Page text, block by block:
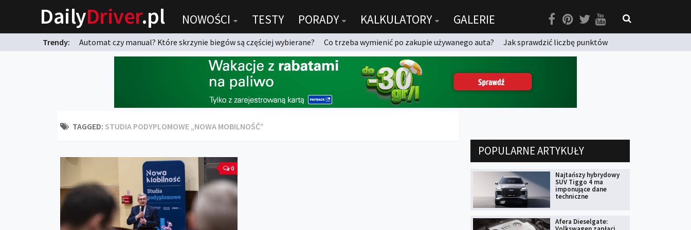
DailyDriver.pl NOWOŚCI TESTY PORADY KALKULATORY GALERIE
Trendy: Automat czy manual? Które skrzynie biegów są częściej wybierane? Co trzeba wymienić po zakupie używanego auta?
Jak sprawdzić liczbę punktów
TAGGED: STUDIA PODYPLOMOWE „NOWA MOBILNOŚĆ”
0
POPULARNE ARTYKUŁY
Najtańszy hybrydowy
SUV Tiggo 4 ma
imponujące dane
techniczne
Afera Dieselgate: